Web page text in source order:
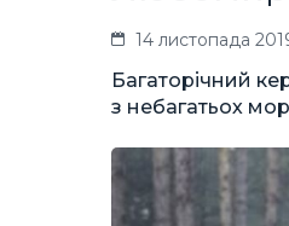
14 листопада
Багаторічний
з небагатьох